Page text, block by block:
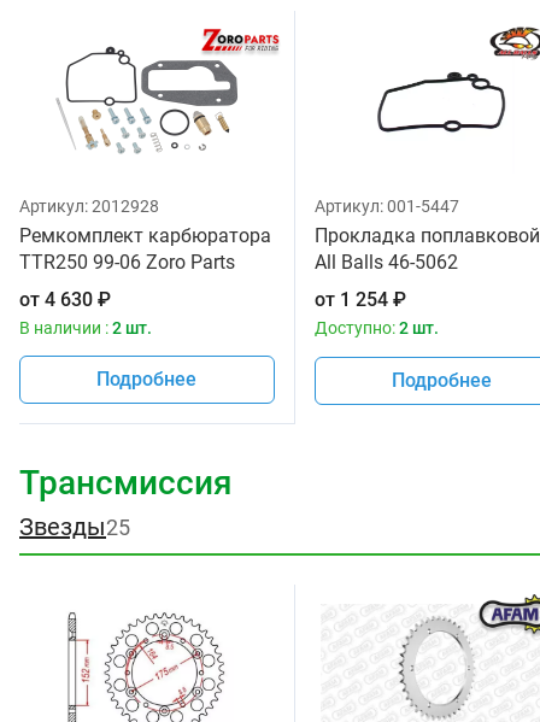
Артикул:2012928
Ремкомплект карбюратора
TTR250 99-06 Zoro Parts
от 4 630 ₽
В наличии :2 шт.
Подробнее
Артикул:001-5447
Прокладка
All Balls 46-5062
от 1 254₽
Доступно:2 шт.
Подробнее
Трансмиссия
Звезды25